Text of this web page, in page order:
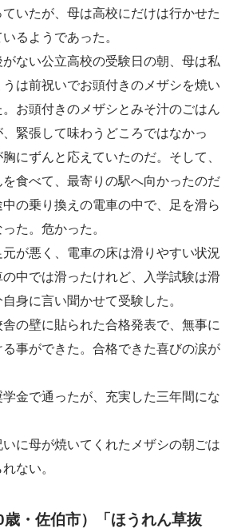
いたが、母は高校にだけは行かせた
るようであった。
ない公立高校の受験日の朝、母は私
は前祝いでお頭付きのメザシを焼い
お頭付きのメザシとみそ汁のごはん
緊張して味わうどころではなかっ
にずんと応えていたのだ。そして、
食べて、最寄りの駅へ向かったのだ
の乗り換えの電車の中で、足を滑ら
た。危かった。
が悪く、電車の床は滑りやすい状況
中では滑ったけれど、入学試験は滑
身に言い聞かせて受験した。
の壁に貼られた合格発表で、無事に
事ができた。合格できた喜びの涙が
金で通ったが、充実した三年間にな
に母が焼いてくれたメザシの朝ごは
ない。
・佐伯市）「ほうれん草抜